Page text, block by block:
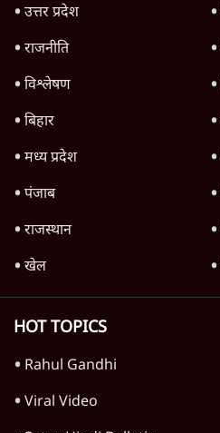
दुनिया
उत्तर प्रदेश
राजनीति
विश्लेषण
बिहार
मध्य प्रदेश
पंजाब
राजस्थान
HOT TOPICS
Rahul Gandhi